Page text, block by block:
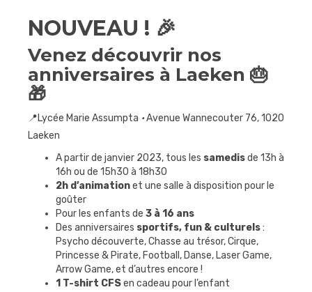
Journées
sportives
Contact
NOUVEAU ! 🎉
Venez découvrir nos
anniversaires à Laeken 🎂
🎁
📍Lycée Marie Assumpta •Avenue Wannecouter 76, 1020
Laeken
A partir de janvier 2023, tous les samedisde 13h à
16h ou de 15h30 à 18h30
2h d’animationet une salle à disposition pour le
goûter
Pour les enfants de 3 à 16 ans
Des anniversaires sportifs, fun & culturels:
Psycho découverte, Chasse au trésor, Cirque,
Princesse & Pirate, Football, Danse, Laser Game,
Arrow Game, et d’autres encore !
1 T-shirt CFSen cadeau pour l’enfant